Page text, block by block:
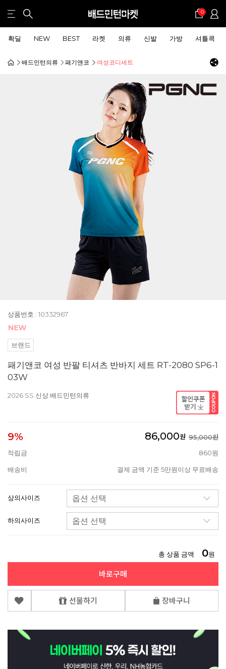
0
확딜 NEW BEST 라켓 의류 신발 가방 셔틀콕
배드민턴의류 패기앤코 여성코디세트
상품번호 : 10332967
브랜드
패기앤코 여성 반팔 티셔츠 반바지 세트 RT-2080 SP6-1
03W
2026 SS 신상 배드민턴의류
9% 86,000원 95,000원
적립금
860원
배송비 결제 금액 기준 5만원이상 무료배송
상의사이즈
하의사이즈
총 상품 금액 0원
바로구매
선물하기 장바구니